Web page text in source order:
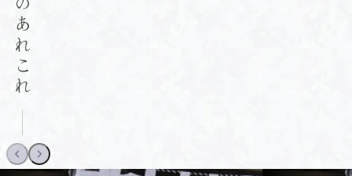
望
む
永
代
供
養
の
山
梨
県
忍
野
村
の
霊
園
は、
山
梨
県